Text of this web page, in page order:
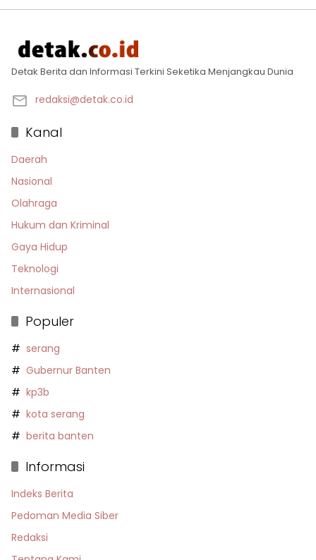
Detak Berita dan Informasi Terkini Seketika Menjangkau Dunia
redaksi@detak.co.id
Kanal
Daerah
Nasional
Olahraga
Hukum dan Kriminal
Gaya Hidup
Teknologi
Internasional
Populer
serang
Gubernur Banten
kp3b
kota serang
berita banten
Informasi
Indeks Berita
Pedoman Media Siber
Redaksi